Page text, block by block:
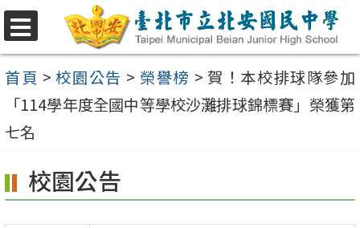
選
單
跳
至
主
內
區
首頁 >校園公告 > 榮譽榜 > 賀！本校排球隊參加
「114學年度全國中等學校沙灘排球錦標賽」榮獲第
七名
校園公告